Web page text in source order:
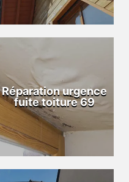
Réparation urgence
fuite toiture 69